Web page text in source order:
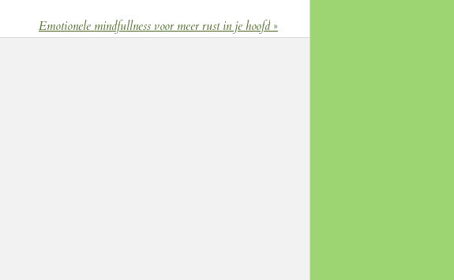
Emotionele mindfullness voor meer rust in je hoofd »